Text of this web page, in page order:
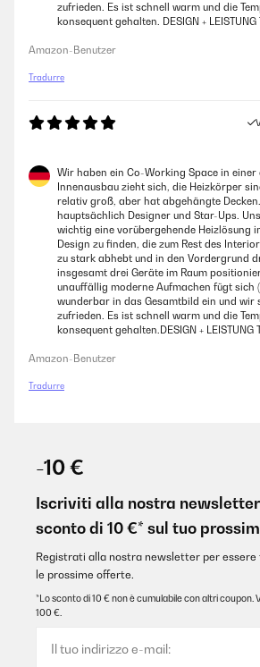
zufrieden. Es ist schnell warm und die
konsequent gehalten. DESIGN + LEISTUNG
Amazon-Benutzer
Tradurre
Wir haben ein Co-Working Space in einer
Innenausbau zieht sich, die Heizkörper
relativ groß, aber hat abgehängte
hauptsächlich Designer und Star-Ups.
wichtig eine vorübergehende Heizlösung
Design zu finden, die zum Rest des
zu stark abhebt und in den Vordergrund
insgesamt drei Geräte im Raum
unauffällig moderne Aufmachen fügt sich
wunderbar in das Gesamtbild ein und wir
zufrieden. Es ist schnell warm und die
konsequent gehalten.DESIGN + LEISTUNG
Amazon-Benutzer
Tradurre
-10 €
Iscriviti alla nostra
sconto di 10 €* sul tuo
Registrati alla nostra newsletter per
le prossime offerte.
*Lo sconto di 10 € non è cumulabile con altri coupon.
100 €.